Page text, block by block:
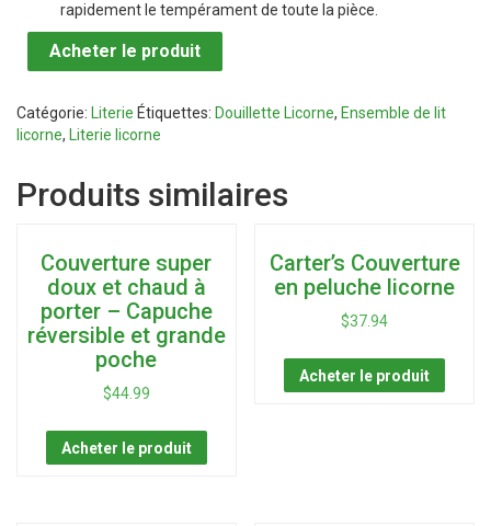
rapidement le tempérament de toute la pièce.
Acheter le produit
Catégorie: Literie Étiquettes: Douillette Licorne, Ensemble de lit
licorne, Literie licorne
Produits similaires
Couverture super
doux et chaud à
porter – Capuche
réversible et grande
poche
$44.99
Acheter le produit
Carter’s Couverture
en peluche licorne
$37.94
Acheter le produit